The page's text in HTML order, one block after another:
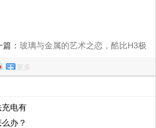
： 玻璃与金属的艺术之恋，酷比H3极
更多
电有
办？